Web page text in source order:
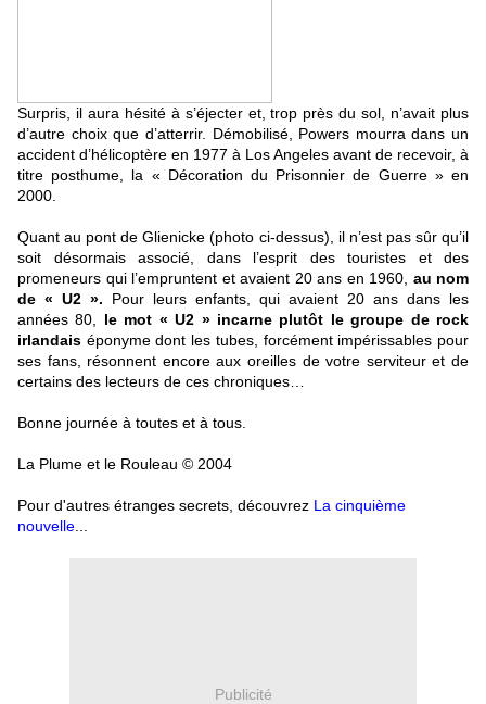
Surpris, il aura hésité à s’éjecter et, trop près du sol, n’avait plus
d’autre choix que d’atterrir. Démobilisé, Powers mourra dans un
accident d’hélicoptère en 1977 à Los Angeles avant de recevoir, à
titre posthume, la « Décoration du Prisonnier de Guerre » en
2000.
Quant au pont de Glienicke (photo ci-dessus), il n’est pas sûr qu’il
soit désormais associé, dans l’esprit des touristes et des
promeneurs qui l’empruntent et avaient 20 ans en 1960, au nom
de « U2 ». Pour leurs enfants, qui avaient 20 ans dans les
années 80, le mot « U2 » incarne plutôt le groupe de rock
irlandais éponyme dont les tubes, forcément impérissables pour
ses fans, résonnent encore aux oreilles de votre serviteur et de
certains des lecteurs de ces chroniques…
Bonne journée à toutes et à tous.
La Plume et le Rouleau © 2004
Pour d'autres étranges secrets, découvrez La cinquième
nouvelle
Publicité